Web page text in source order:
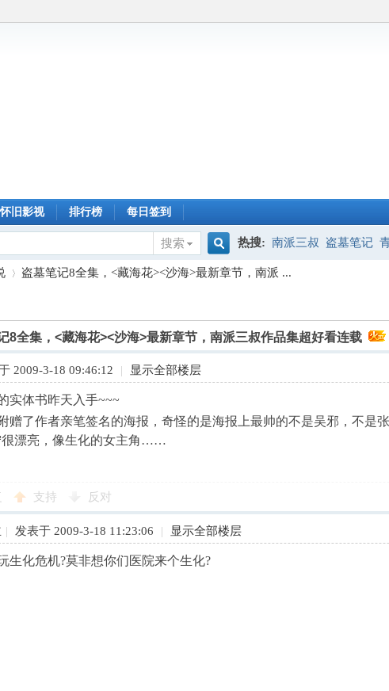
怀旧影视 排行榜 每日签到
搜索
搜
索
热搜: 南派三叔 盗墓笔记
›
盗墓笔记8全集，<藏海花><沙海>最新章节，南派 ...
8全集，<藏海花><沙海>最新章节，南派三叔作品集超好看连载
2009-3-18 09:46:12 | 显示全部楼层
实体书昨天入手~~~
赠了作者亲笔签名的海报，奇怪的是海报上最帅的不是吴邪，不是
很漂亮，像生化的女主角……
支持 反对
| 发表于 2009-3-18 11:23:06 | 显示全部楼层
生化危机?莫非想你们医院来个生化?